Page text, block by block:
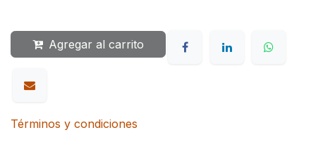
Agregar al carrito
Términos y condiciones